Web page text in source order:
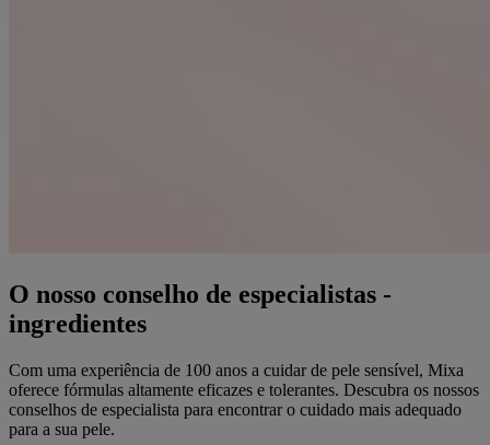
O nosso conselho de especialistas -
ingredientes
Com uma experiência de 100 anos a cuidar de pele sensível, Mixa
oferece fórmulas altamente eficazes e tolerantes. Descubra os nossos
conselhos de especialista para encontrar o cuidado mais adequado
para a sua pele.